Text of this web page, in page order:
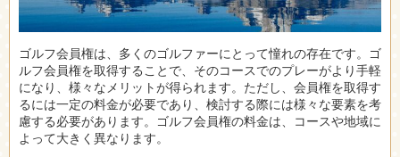
ゴルフ会員権は、多くのゴルファーにとって憧れの存在です。 ゴ
ルフ会員権を取得することで、そのコースでのプレーがより手軽
になり、様々なメリットが得られます。ただし、会員権を取得す
るには一定の料金が必要であり、検討する際には様々な要素を考
慮する必要があります。ゴルフ会員権の料金は、コースや地域に
よって大きく異なります。